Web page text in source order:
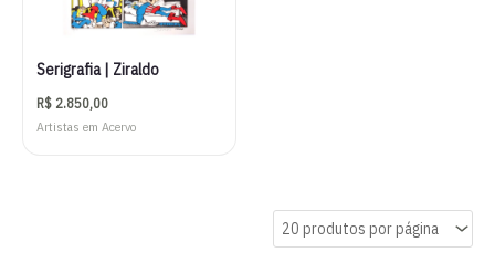
Serigrafia | Ziraldo
R$ 2.850,00
Artistas em Acervo